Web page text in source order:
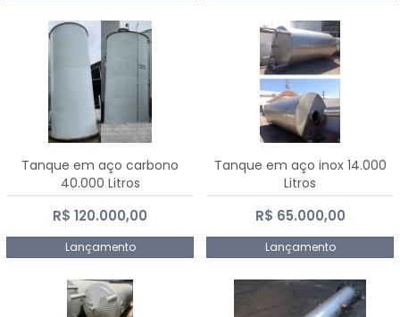
Tanque em aço carbono
40.000 Litros
R$ 120.000,00
Lançamento
Tanque em aço inox 14.000
Litros
R$ 65.000,00
Lançamento